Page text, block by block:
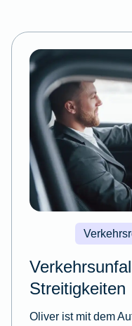
Streitigkeiten
Oliver ist mit dem